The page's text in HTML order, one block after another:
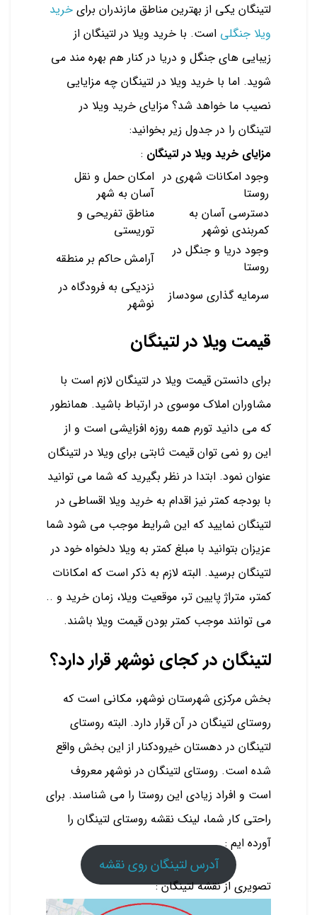
لتینگان یکی از بهترین مناطق مازندران برای خرید
ویلا جنگلی است. با خرید ویلا در لتینگان از
زیبایی های جنگل و دریا در کنار هم بهره مند می
شوید. اما با خرید ویلا در لتینگان چه مزایایی
نصیب ما خواهد شد؟ مزایای خرید ویلا در
لتینگان را در جدول زیر بخوانید:
مزایای خرید ویلا در لتینگان :
وجود امکانات شهری در
روستا
امکان حمل و نقل
آسان به شهر
دسترسی آسان به
کمربندی نوشهر
مناطق تفریحی و
توریستی
وجود دریا و جنگل در
روستا
آرامش حاکم بر منطقه
سرمایه گذاری سودساز
نزدیکی به فرودگاه در
نوشهر
قیمت ویلا در لتینگان
برای دانستن قیمت ویلا در لتینگان لازم است با
مشاوران املاک موسوی در ارتباط باشید. همانطور
که می دانید تورم همه روزه افزایشی است و از
این رو نمی توان قیمت ثابتی برای ویلا در لتینگان
عنوان نمود. ابتدا در نظر بگیرید که شما می توانید
با بودجه کمتر نیز اقدام به خرید ویلا اقساطی در
لتینگان نمایید که این شرایط موجب می شود شما
عزیزان بتوانید با مبلغ کمتر به ویلا دلخواه خود در
لتینگان برسید. البته لازم به ذکر است که امکانات
کمتر، متراژ پایین تر، موقعیت ویلا، زمان خرید و ..
می توانند موجب کمتر بودن قیمت ویلا باشند.
لتینگان در کجای نوشهر قرار دارد؟
بخش مرکزی شهرستان نوشهر، مکانی است که
روستای لتینگان در آن قرار دارد. البته روستای
لتینگان در دهستان خیرودکنار از این بخش واقع
شده است. روستای لتینگان در نوشهر معروف
است و افراد زیادی این روستا را می شناسند. برای
راحتی کار شما، لینک نقشه روستای لتینگان را
آورده ایم :
آدرس لتینگان روی نقشه
تصویری از نقشه لتینگان :